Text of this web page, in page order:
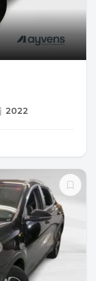
2022